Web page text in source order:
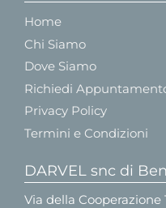
Home
Chi Siamo
Dove Siamo
Richiedi
Privacy Policy
Termini e Condizioni
DARVEL snc di
Via della Cooperazione